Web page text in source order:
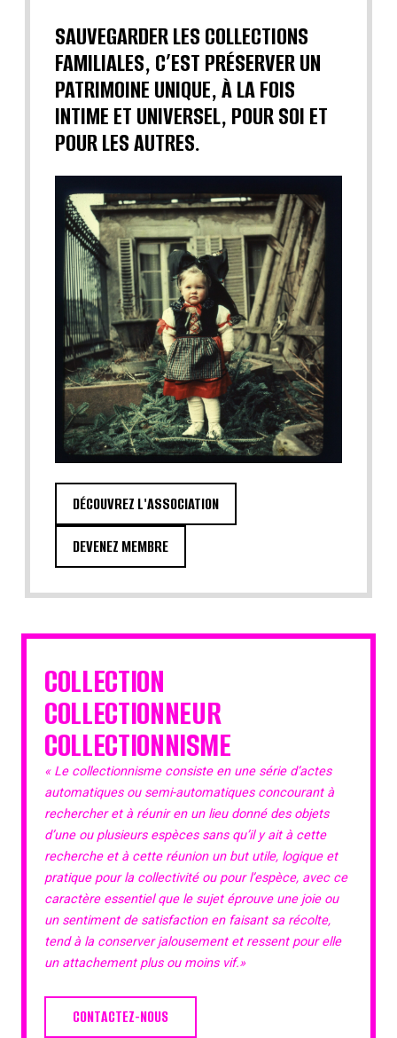
SAUVEGARDER LES COLLECTIONS
FAMILIALES, C’EST PRÉSERVER UN
PATRIMOINE UNIQUE, À LA FOIS
INTIME ET UNIVERSEL, POUR SOI ET
POUR LES AUTRES.
DÉCOUVREZ L'ASSOCIATION
DEVENEZ MEMBRE
COLLECTION
COLLECTIONNEUR
COLLECTIONNISME
« Le collectionnisme consiste en une série d’actes
automatiques ou semi-automatiques concourant à
rechercher et à réunir en un lieu donné des objets
d’une ou plusieurs espèces sans qu’il y ait à cette
recherche et à cette réunion un but utile, logique et
pratique pour la collectivité ou pour l’espèce, avec ce
caractère essentiel que le sujet éprouve une joie ou
un sentiment de satisfaction en faisant sa récolte,
tend à la conserver jalousement et ressent pour elle
un attachement plus ou moins vif.»
CONTACTEZ-NOUS